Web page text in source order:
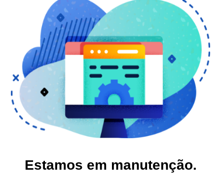
Estamos em manutenção.